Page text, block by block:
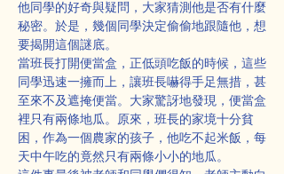
他同學的好奇與疑問，大家猜測他是否有什麼
秘密。於是，幾個同學決定偷偷地跟隨他，想
要揭開這個謎底。
當班長打開便當盒，正低頭吃飯的時候，這些
同學迅速一擁而上，讓班長嚇得手足無措，甚
至來不及遮掩便當。大家驚訝地發現，便當盒
裡只有兩條地瓜。原來，班長的家境十分貧
困，作為一個農家的孩子，他吃不起米飯，每
天中午吃的竟然只有兩條小小的地瓜。